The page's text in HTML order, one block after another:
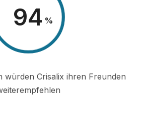
98 %
würden Crisalix ihren Freunden